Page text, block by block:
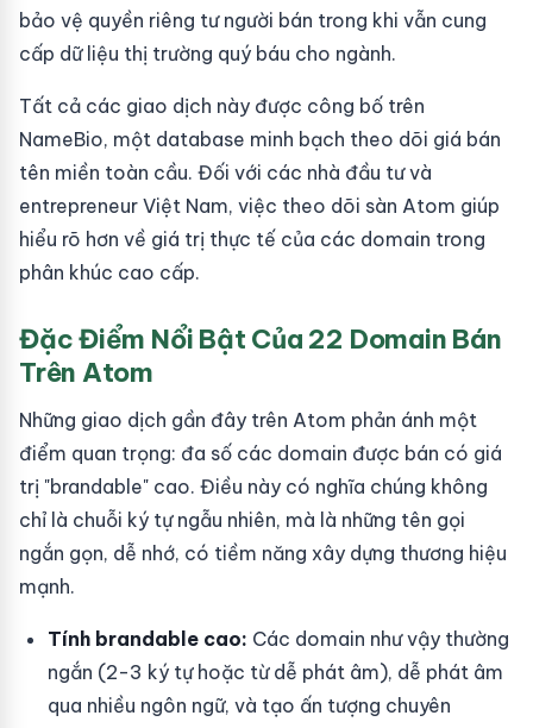
bảo vệ quyền riêng tư người bán trong khi vẫn cung
cấp dữ liệu thị trường quý báu cho ngành.
Tất cả các giao dịch này được công bố trên
NameBio, một database minh bạch theo dõi giá bán
tên miền toàn cầu. Đối với các nhà đầu tư và
entrepreneur Việt Nam, việc theo dõi sàn Atom giúp
hiểu rõ hơn về giá trị thực tế của các domain trong
phân khúc cao cấp.
Đặc Điểm Nổi Bật Của 22 Domain Bán
Trên Atom
Những giao dịch gần đây trên Atom phản ánh một
điểm quan trọng: đa số các domain được bán có giá
trị "brandable" cao. Điều này có nghĩa chúng không
chỉ là chuỗi ký tự ngẫu nhiên, mà là những tên gọi
ngắn gọn, dễ nhớ, có tiềm năng xây dựng thương hiệu
mạnh.
Tính brandable cao: Các domain như vậy thường
ngắn (2-3 ký tự hoặc từ dễ phát âm), dễ phát âm
qua nhiều ngôn ngữ, và tạo ấn tượng chuyên